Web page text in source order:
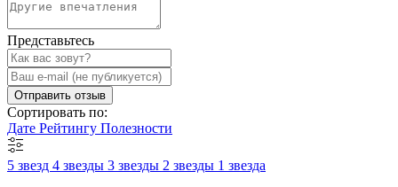
Представьтесь
Отправить отзыв
Сортировать по:
Дате Рейтингу Полезности
5 звезд 4 звезды 3 звезды 2 звезды 1 звезда